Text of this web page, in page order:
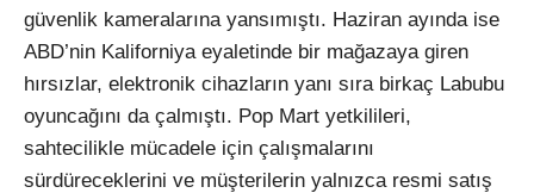
güvenlik kameralarına yansımıştı. Haziran ayında ise
ABD’nin Kaliforniya eyaletinde bir mağazaya giren
hırsızlar, elektronik cihazların yanı sıra birkaç Labubu
oyuncağını da çalmıştı. Pop Mart yetkilileri,
sahtecilikle mücadele için çalışmalarını
sürdüreceklerini ve müşterilerin yalnızca resmi satış